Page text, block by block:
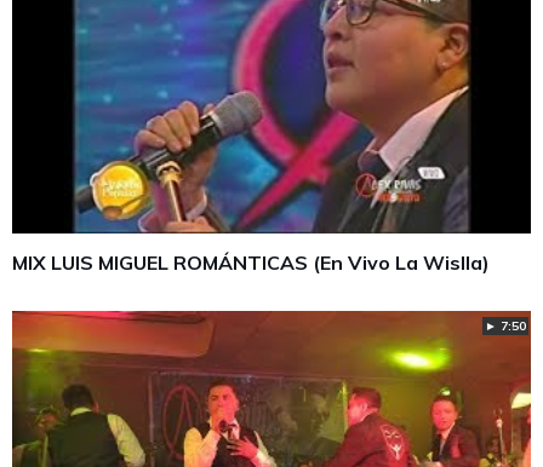
MIX LUIS MIGUEL ROMÁNTICAS (En Vivo La Wislla)
► 7:50